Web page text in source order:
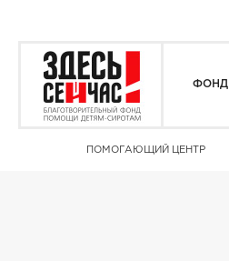
ФОНД
ПОМОГАЮЩИЙ ЦЕНТР